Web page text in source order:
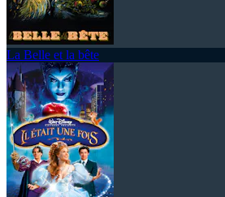
La Belle et la bête